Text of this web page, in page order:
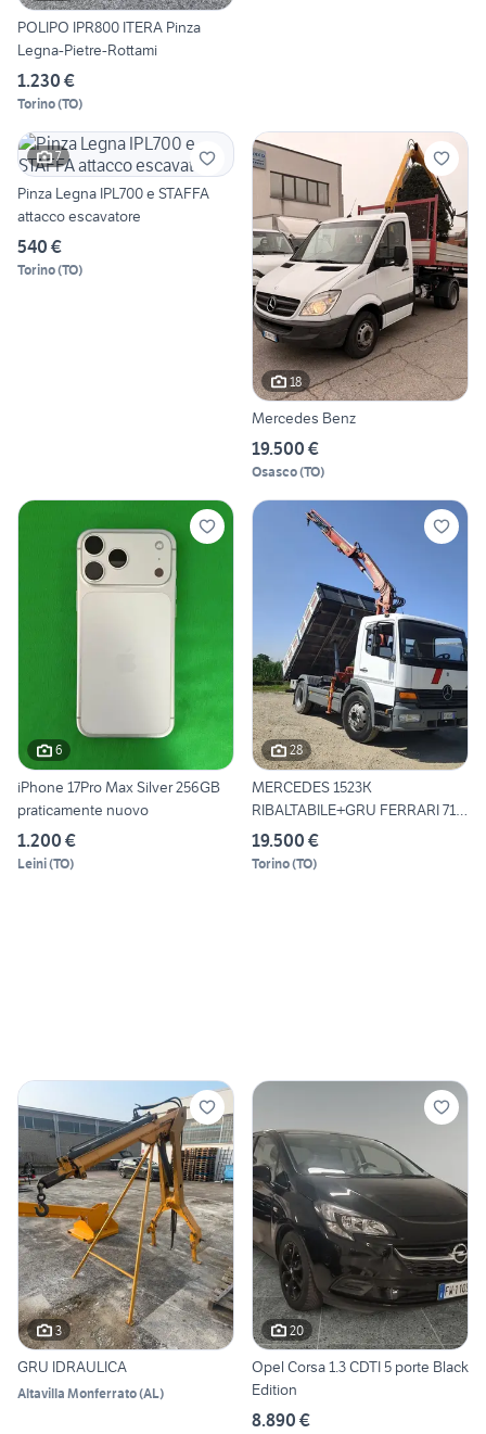
POLIPO IPR800 ITERA Pinza
Legna-Pietre-Rottami
1.230 €
Torino(TO)
7
Pinza Legna IPL700 e STAFFA
attacco escavatore
540 €
Torino(TO)
18
Mercedes Benz
19.500 €
Osasco(TO)
6
iPhone 17Pro Max Silver 256GB
praticamente nuovo
1.200 €
Leini(TO)
28
MERCEDES 1523K
RIBALTABILE+GRU FERRARI 710
A1
19.500 €
Torino(TO)
3
GRU IDRAULICA
Altavilla Monferrato(AL)
20
Opel Corsa 1.3 CDTI 5 porte Black
Edition
8.890 €